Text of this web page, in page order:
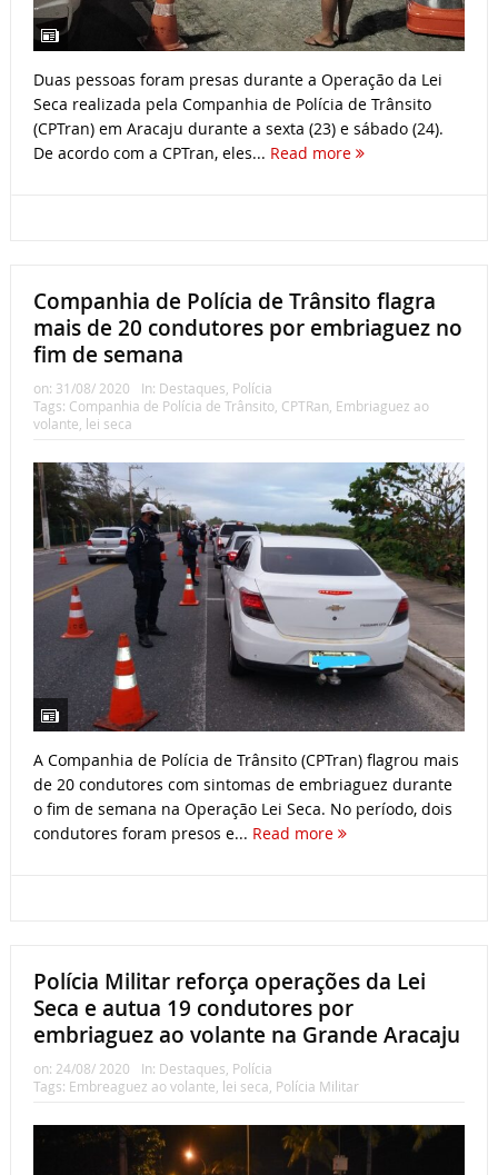
Duas pessoas foram presas durante a Operação da Lei
Seca realizada pela Companhia de Polícia de Trânsito
(CPTran) em Aracaju durante a sexta (23) e sábado (24).
De acordo com a CPTran, eles... Read more
Companhia de Polícia de Trânsito flagra
mais de 20 condutores por embriaguez no
fim de semana
on: 31/08/ 2020 In: Destaques Polícia
Tags: Companhia de Polícia de Trânsito, CPTRan Embriaguez ao
volante lei seca
A Companhia de Polícia de Trânsito (CPTran) flagrou mais
de 20 condutores com sintomas de embriaguez durante
o fim de semana na Operação Lei Seca. No período, dois
condutores foram presos e... Read more
Polícia Militar reforça operações da Lei
Seca e autua 19 condutores por
embriaguez ao volante na Grande Aracaju
on: 24/08/ 2020 In: Destaques Polícia
Tags: Embreaguez ao volante lei seca Polícia Militar